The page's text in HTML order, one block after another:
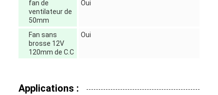
fan de
ventilateur de
50mm
Oui
Fan sans
brosse 12V
120mm de C.C
Oui
Applications :